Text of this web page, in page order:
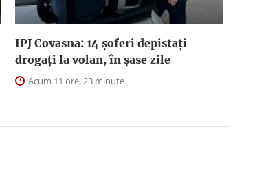
IPJ Covasna: 14 șoferi depistați
drogați la volan, în șase zile
Acum 11 ore, 23 minute